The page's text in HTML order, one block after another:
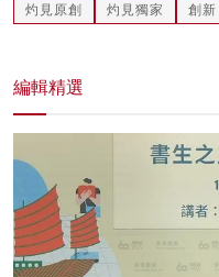
灼見原創 灼見獨家 創新
編輯精選